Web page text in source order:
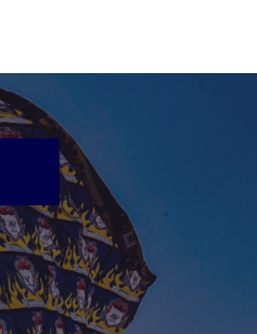
拠点一覧
HISTORY
お問い合わせ